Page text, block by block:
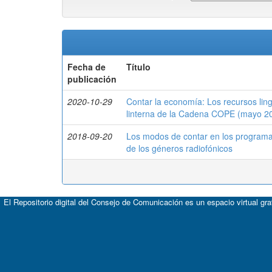
Fecha de
publicación
Título
2020-10-29
Contar la economía: Los recursos
linterna de la Cadena COPE (mayo
2018-09-20
Los modos de contar en los
de los géneros radiofónicos
El Repositorio digital del Consejo de Comunicación es un espacio virtual